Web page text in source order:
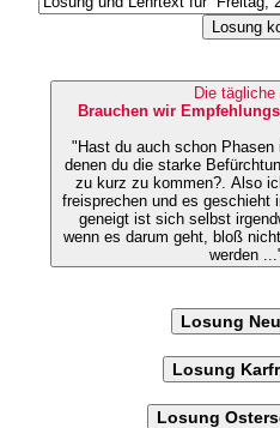
Losung
Die
Brauchen wir
"Hast du auch schon Phasen
denen du die starke
zu kurz zu kommen?. Also ich kann kann mich da nicht
freisprechen und es geschieht
geneigt ist sich selbst
wenn es darum geht, bloß
werden
Losung
Losung
Losung